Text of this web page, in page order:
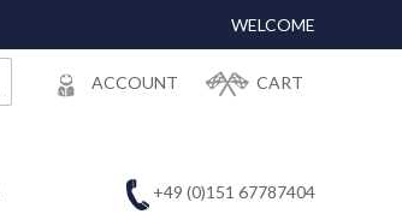
WELCOME
ACCOUNT CART
+49 (0)151 67787404